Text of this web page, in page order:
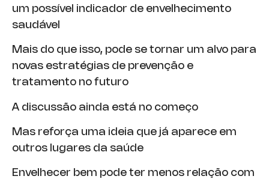
um possível indicador de envelhecimento
saudável
Mais do que isso, pode se tornar um alvo para
novas estratégias de prevenção e
tratamento no futuro
A discussão ainda está no começo
Mas reforça uma ideia que já aparece em
outros lugares da saúde
Envelhecer bem pode ter menos relação com